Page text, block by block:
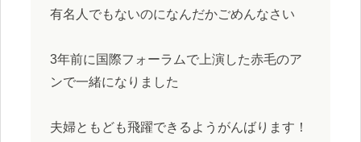
有名人でもないのになんだかごめんなさい
3年前に国際フォーラムで上演した赤毛のア
ンで一緒になりました
夫婦ともども飛躍できるようがんばります！